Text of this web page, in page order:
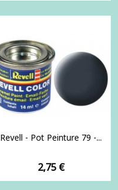
Revell - Pot Peinture 79 -...
Prix
2,75 €